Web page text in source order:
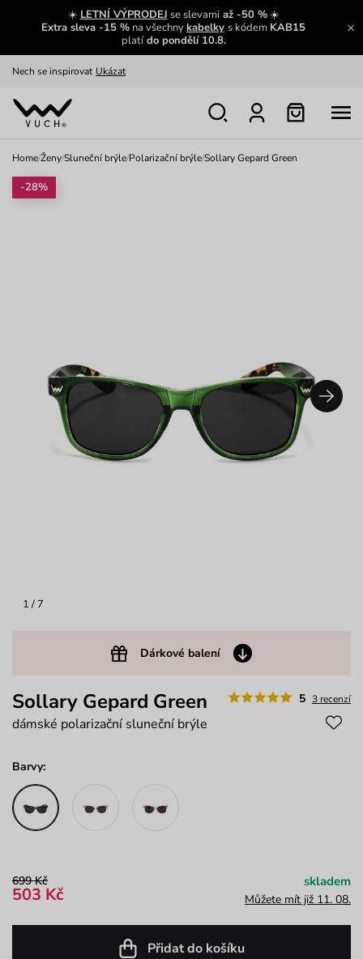
☀️ LETNÍ VÝPRODEJ se slevamiaž -50 %☀️
Extra sleva -15 % na všechnykabelky s kódem KAB15
platído pondělí 10.8.
Výměna a vrácení zdarma Zobrazit
Prohlédnout
Nech se inspirovat Ukázat
Home/Ženy/Sluneční brýle/Polarizační brýle/Sollary Gepard Green
1 / 7
Dárkové balení
-28%
5 3 recenzí
Sollary Gepard Green
dámské polarizační sluneční brýle
Barvy:
699 Kč
503 Kč
skladem
Můžete mít již 11. 08.
Přidat do košíku